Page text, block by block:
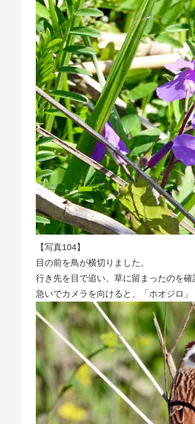
【写真104】
目の前を鳥が横切りました。
行き先を目で追い、草に留まったのを確
急いでカメラを向けると、「ホオジロ」